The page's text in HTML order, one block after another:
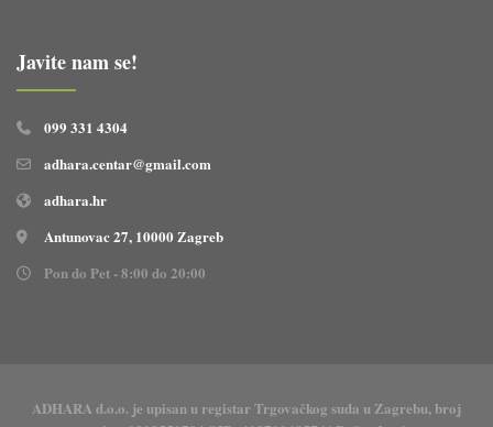
Javite nam se!
099 331 4304
adhara.centar@gmail.com
adhara.hr
Antunovac 27, 10000 Zagreb
Pon do Pet - 8:00 do 20:00
ADHARA d.o.o. je upisan u registar Trgovačkog suda u Zagrebu, broj